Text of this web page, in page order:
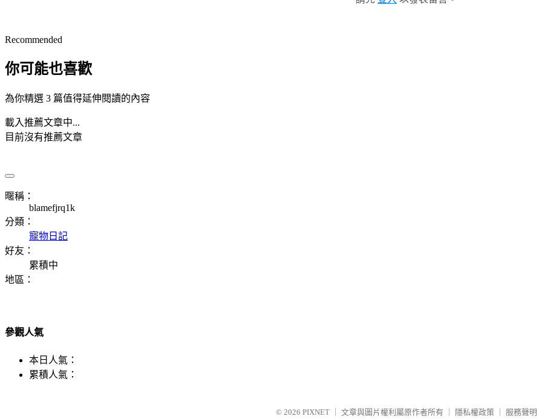
Recommended
你可能也喜歡
為你精選 3 篇值得延伸閱讀的內容
載入推薦文章中...
目前沒有推薦文章
暱稱：
blamefjrq1k
分類：
寵物日記
好友：
累積中
地區：
參觀人氣
本日人氣：
累積人氣：
© 2026 PIXNET 文章與圖片權利屬原作者所有 隱私權政策 服務聲明